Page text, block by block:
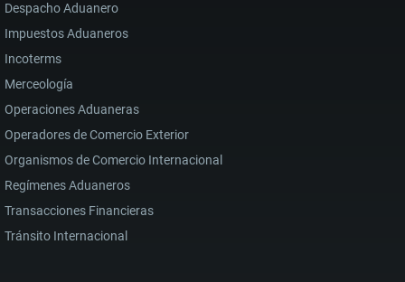
Despacho Aduanero
Impuestos Aduaneros
Incoterms
Merceología
Operaciones Aduaneras
Operadores de Comercio Exterior
Organismos de Comercio Internacional
Regímenes Aduaneros
Transacciones Financieras
Tránsito Internacional